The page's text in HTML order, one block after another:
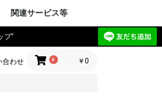
関連サービス等
（サンプル送付申込）
見積（送付申込）
販売品
回収
プ”
合わせ 0 ￥0